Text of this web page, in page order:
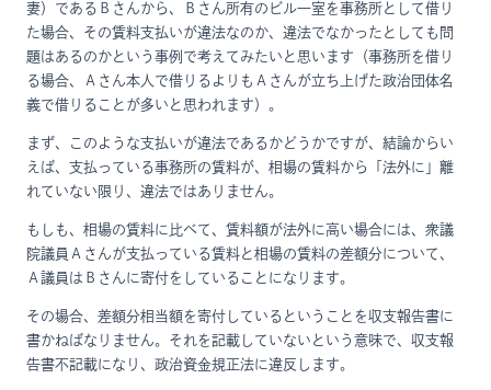
妻）であるＢさんから、Ｂさん所有のビル一室を事務所として借り
た場合、その賃料支払いが違法なのか、違法でなかったとしても問
題はあるのかという事例で考えてみたいと思います（事務所を借り
る場合、Ａさん本人で借りるよりもＡさんが立ち上げた政治団体名
義で借りることが多いと思われます）。
まず、このような支払いが違法であるかどうかですが、結論からい
えば、支払っている事務所の賃料が、相場の賃料から「法外に」離
れていない限り、違法ではありません。
もしも、相場の賃料に比べて、賃料額が法外に高い場合には、衆議
院議員Ａさんが支払っている賃料と相場の賃料の差額分について、
Ａ議員はＢさんに寄付をしていることになります。
その場合、差額分相当額を寄付しているということを収支報告書に
書かねばなりません。それを記載していないという意味で、収支報
告書不記載になり、政治資金規正法に違反します。